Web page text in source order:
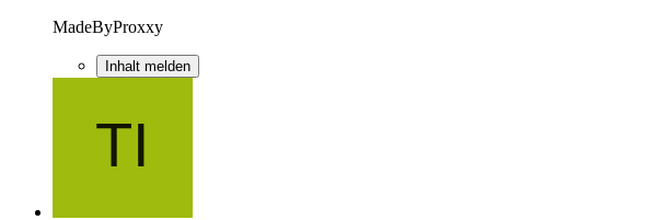
MadeByProxxy
Inhalt melden